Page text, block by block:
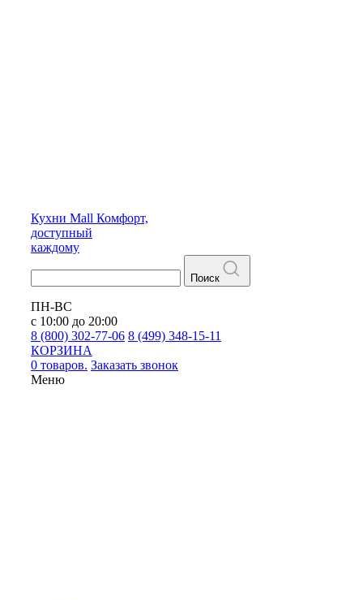
Кухни Mall Комфорт,
доступный
каждому
Поиск
ПН-ВС
с 10:00 до 20:00
8 (800) 302-77-06 8 (499) 348-15-11
КОРЗИНА
0 товаров. Заказать звонок
Меню